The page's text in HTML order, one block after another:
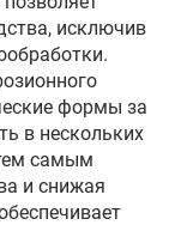
исключив
формы за
в нескольких
самым
и снижая